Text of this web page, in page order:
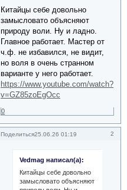
Китайцы себе довольно
замысловато объясняют
природу воли. Ну и ладно.
Главное работает. Мастер от
ч.ф. не избавился, не видит,
но воля в очень странном
варианте у него работает.
https://www.youtube.com/watch?
v=GZ85zoEgOcc
0
Поделиться 2
25.06.26 01:19
Vedmag написал(а):
Китайцы себе довольно
замысловато объясняют